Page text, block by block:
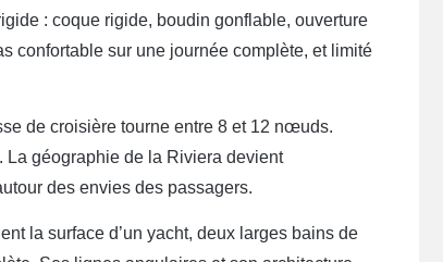
: coque rigide, boudin gonflable, ouverture
confortable sur une journée complète, et limité
de croisière tourne entre 8 et 12 nœuds.
La géographie de la Riviera devient
des envies des passagers.
la surface d’un yacht, deux larges bains de